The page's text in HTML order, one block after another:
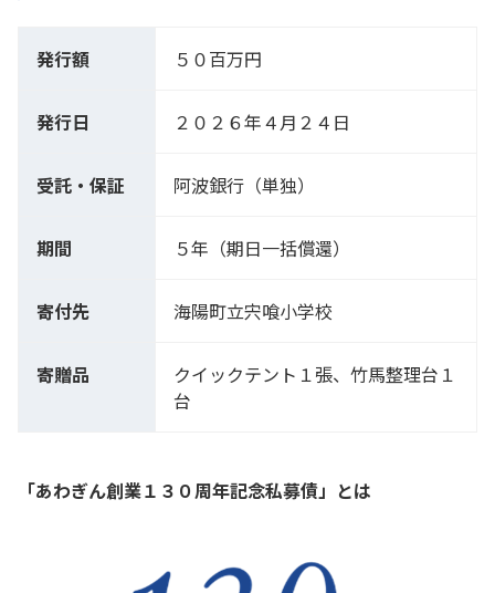
発行額 ５０百万円
発行日 ２０２６年４月２４日
受託・保証 阿波銀行（単独）
期間 ５年（期日一括償還）
寄付先 海陽町立宍喰小学校
寄贈品
クイックテント１張、竹馬整理台１
台
「あわぎん創業１３０周年記念私募債」とは